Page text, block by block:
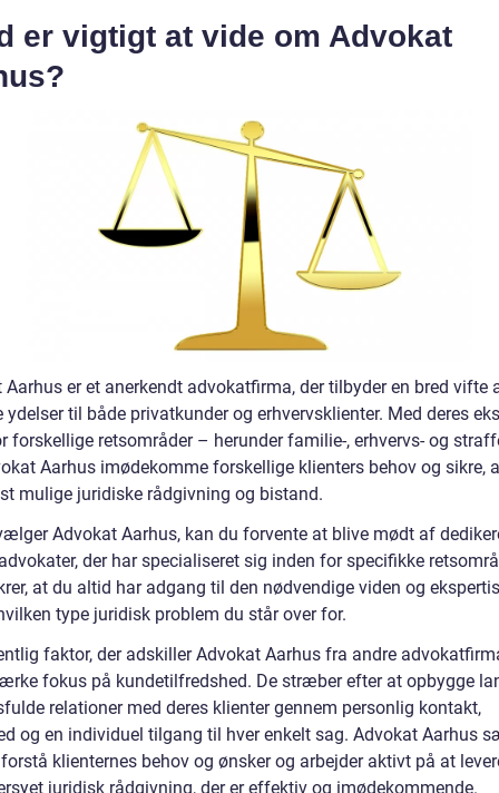
er vigtigt at vide om Advokat
Aarhus er et anerkendt advokatfirma, der tilbyder en bred vifte
ydelser til både privatkunder og erhvervsklienter. Med deres
forskellige retsområder – herunder familie-, erhvervs- og
Aarhus imødekomme forskellige klienters behov og sikre,
mulige juridiske rådgivning og bistand.
Advokat Aarhus, kan du forvente at blive mødt af
der har specialiseret sig inden for specifikke
at du altid har adgang til den nødvendige viden og
type juridisk problem du står over for.
faktor, der adskiller Advokat Aarhus fra andre
fokus på kundetilfredshed. De stræber efter at opbygge
relationer med deres klienter gennem personlig kontakt,
og en individuel tilgang til hver enkelt sag. Advokat Aarhus
klienternes behov og ønsker og arbejder aktivt på at
juridisk rådgivning, der er effektiv og imødekommende.